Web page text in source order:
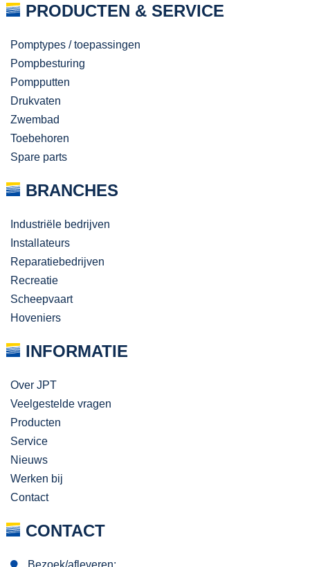
PRODUCTEN & SERVICE
Pomptypes / toepassingen
Pompbesturing
Pompputten
Drukvaten
Zwembad
Toebehoren
Spare parts
BRANCHES
Industriële bedrijven
Installateurs
Reparatiebedrijven
Recreatie
Scheepvaart
Hoveniers
INFORMATIE
Over JPT
Veelgestelde vragen
Producten
Service
Nieuws
Werken bij
Contact
CONTACT
Bezoek/afleveren: